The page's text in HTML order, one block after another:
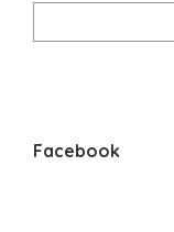
Facebook